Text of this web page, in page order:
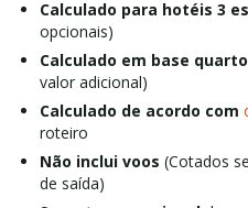
Calculado para hotéis 3
opcionais)
Calculado em base
valor adicional)
Calculado de acordo com
roteiro
Não inclui voos (Cotados
de saída)